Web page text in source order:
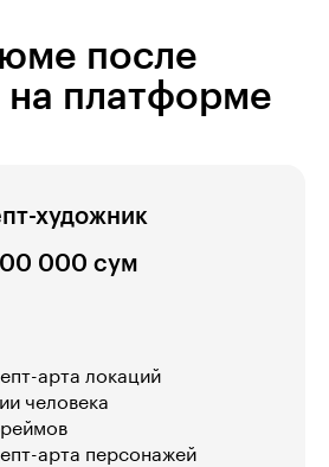
после
на платформе
художник
000 сум
арта локаций
человека
арта персонажей